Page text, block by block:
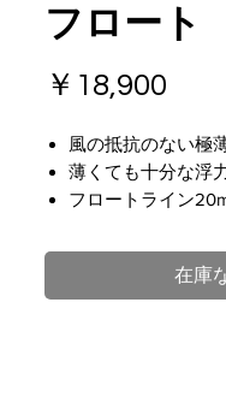
フロート
￥18,900
風の抵抗のない極
薄くても十分な浮
フロートライン
クロ付き
小物入れ用の大容
在庫